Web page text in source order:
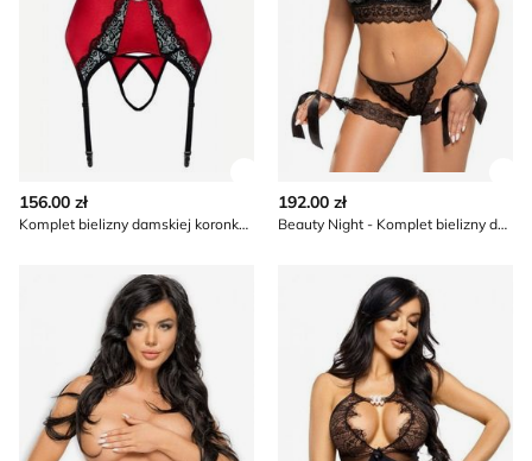
156.00 zł
Komplet bielizny damskiej koronkowy Beauty Night
192.00 zł
Beauty Night - Komplet bielizny damskiej koronkowy
Majtki damskie koronkowe klasyczne Beauty Night
Body damskie eleganckie